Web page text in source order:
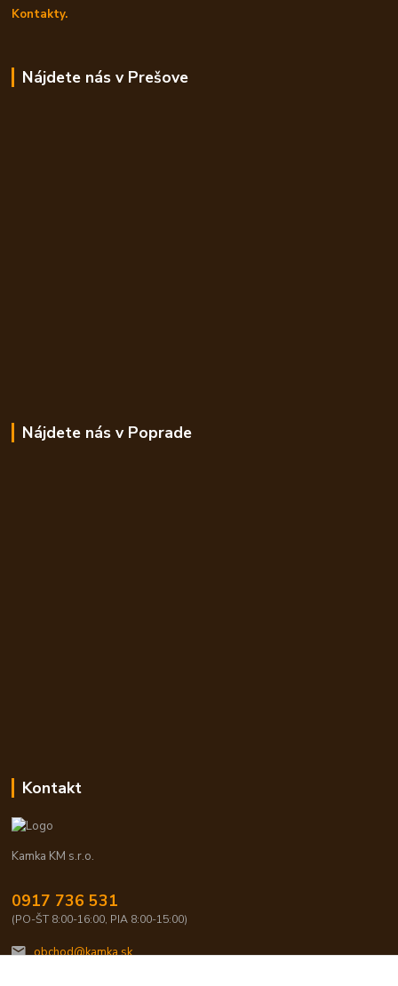
Kontakty.
Nájdete nás v Prešove
Nájdete nás v Poprade
Kontakt
Kamka KM s.r.o.
0917 736 531
(PO-ŠT 8:00-16:00, PIA 8:00-15:00)
obchod@kamka.sk